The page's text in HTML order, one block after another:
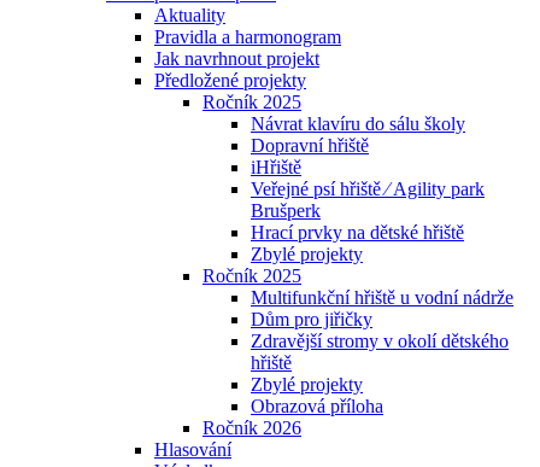
Aktuality
Pravidla a harmonogram
Jak navrhnout projekt
Předložené projekty
Ročník 2025
Návrat klavíru do sálu školy
Dopravní hřiště
iHřiště
Veřejné psí hřiště ⁄ Agility park
Brušperk
Hrací prvky na dětské hřiště
Zbylé projekty
Ročník 2025
Multifunkční hřiště u vodní nádrže
Dům pro jiřičky
Zdravější stromy v okolí dětského
hřiště
Zbylé projekty
Obrazová příloha
Ročník 2026
Hlasování